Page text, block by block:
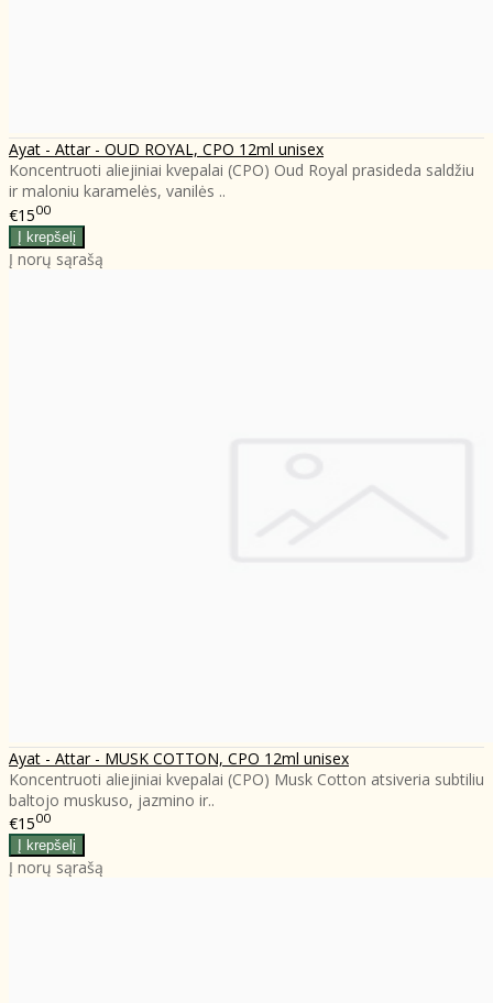
Ayat - Attar - OUD ROYAL, CPO 12ml unisex
Koncentruoti aliejiniai kvepalai (CPO) Oud Royal prasideda saldžiu
ir maloniu karamelės, vanilės ..
€1500
Į norų sąrašą
Ayat - Attar - MUSK COTTON, CPO 12ml unisex
Koncentruoti aliejiniai kvepalai (CPO) Musk Cotton atsiveria subtiliu
baltojo muskuso, jazmino ir..
€1500
Į norų sąrašą